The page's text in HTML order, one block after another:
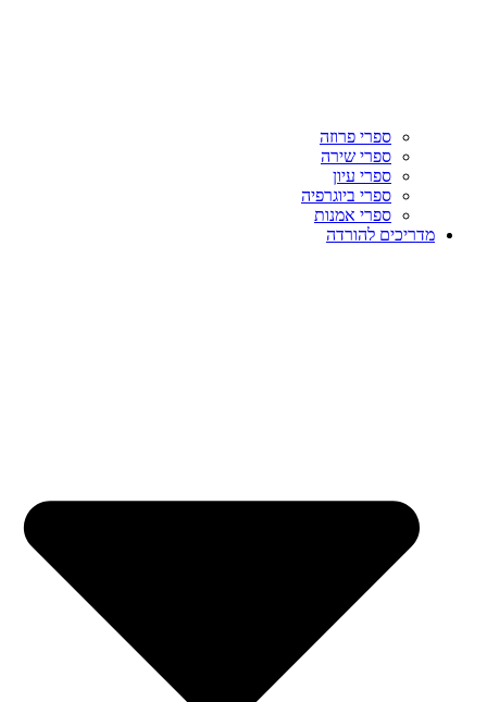
ספרי פרוזה
ספרי שירה
ספרי עיון
ספרי ביוגרפיה
ספרי אמנות
מדריכים להורדה